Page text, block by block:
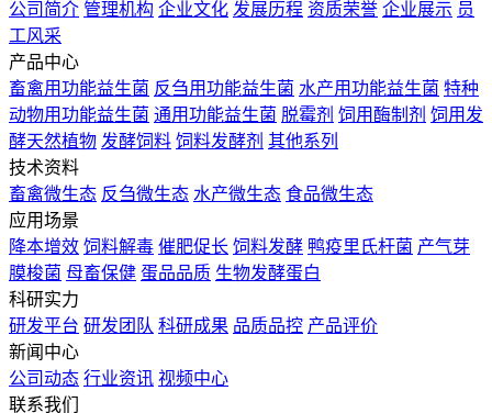
公司简介 管理机构 企业文化 发展历程 资质荣誉 企业展示 员
工风采
产品中心
畜禽用功能益生菌 反刍用功能益生菌 水产用功能益生菌 特种
动物用功能益生菌 通用功能益生菌 脱霉剂 饲用酶制剂 饲用发
酵天然植物 发酵饲料 饲料发酵剂 其他系列
技术资料
畜禽微生态 反刍微生态 水产微生态 食品微生态
应用场景
降本增效 饲料解毒 催肥促长 饲料发酵 鸭疫里氏杆菌 产气芽
膜梭菌 母畜保健 蛋品品质 生物发酵蛋白
科研实力
研发平台 研发团队 科研成果 品质品控 产品评价
新闻中心
公司动态 行业资讯 视频中心
联系我们